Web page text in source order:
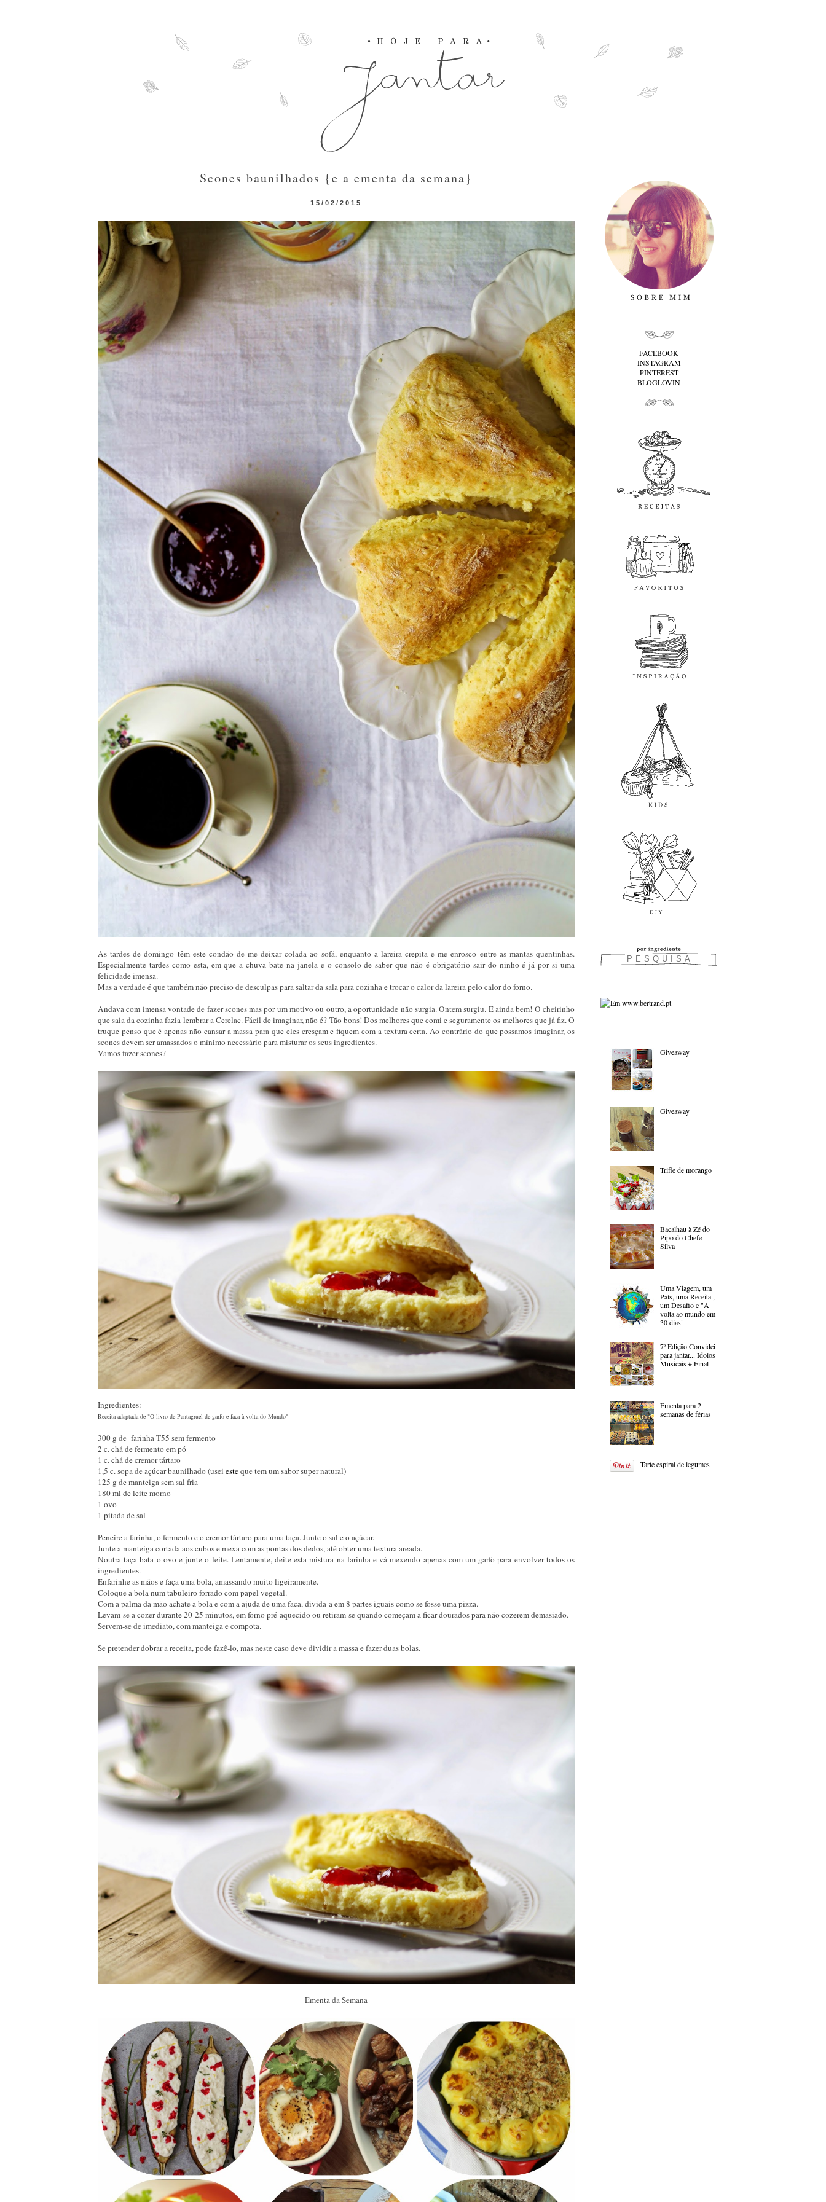
15/02/2015
Scones baunilhados {e a ementa da semana}
As tardes de domingo têm este condão de me deixar colada ao sofá, enquanto a lareira crepita e me enrosco entre as mantas quentinhas.
Especialmente tardes como esta, em que a chuva bate na janela e o consolo de saber que não é obrigatório sair do ninho é já por si uma
felicidade imensa.
Mas a verdade é que também não preciso de desculpas para saltar da sala para cozinha e trocar o calor da lareira pelo calor do forno.
Andava com imensa vontade de fazer scones mas por um motivo ou outro, a oportunidade não surgia. Ontem surgiu. E ainda bem! O cheirinho
que saia da cozinha fazia lembrar a Cerelac. Fácil de imaginar, não é? Tão bons! Dos melhores que comi e seguramente os melhores que já fiz. O
truque penso que é apenas não cansar a massa para que eles cresçam e fiquem com a textura certa. Ao contrário do que possamos imaginar, os
scones devem ser amassados o mínimo necessário para misturar os seus ingredientes.
Vamos fazer scones?
Ingredientes:
Receita adaptada de "O livro de Pantagruel de garfo e faca à volta do Mundo"
300 g de farinha T55 sem fermento
2 c. chá de fermento em pó
1 c. chá de cremor tártaro
1,5 c. sopa de açúcar baunilhado (usei esteque tem um sabor super natural)
125 g de manteiga sem sal fria
180 ml de leite morno
1 ovo
1 pitada de sal
Peneire a farinha, o fermento e o cremor tártaro para uma taça. Junte o sal e o açúcar.
Junte a manteiga cortada aos cubos e mexa com as pontas dos dedos, até obter uma textura areada.
Noutra taça bata o ovo e junte o leite. Lentamente, deite esta mistura na farinha e vá mexendo apenas com um garfo para envolver todos os
ingredientes.
Enfarinhe as mãos e faça uma bola, amassando muito ligeiramente.
Coloque a bola num tabuleiro forrado com papel vegetal.
Com a palma da mão achate a bola e com a ajuda de uma faca, divida-a em 8 partes iguais como se fosse uma pizza.
Levam-se a cozer durante 20-25 minutos, em forno pré-aquecido ou retiram-se quando começam a ficar dourados para não cozerem demasiado.
Servem-se de imediato, com manteiga e compota.
Se pretender dobrar a receita, pode fazê-lo, mas neste caso deve dividir a massa e fazer duas bolas.
Ementa da Semana
FACEBOOK
INSTAGRAM
PINTEREST
BLOGLOVIN
Giveaway
Giveaway
Trifle de morango
Bacalhau à Zé do
Pipo do Chefe
Silva
Uma Viagem, um
País, uma Receita ,
um Desafio e "A
volta ao mundo em
30 dias"
7ª Edição Convidei
para jantar... Ídolos
Musicais # Final
Ementa para 2
semanas de férias
Tarte espiral de legumes